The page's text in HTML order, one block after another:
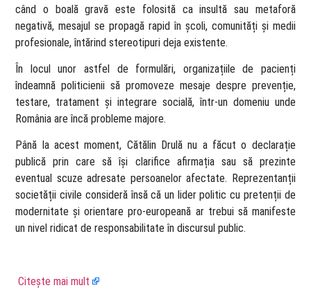
când o boală gravă este folosită ca insultă sau metaforă
negativă, mesajul se propagă rapid în școli, comunități și medii
profesionale, întărind stereotipuri deja existente.
În locul unor astfel de formulări, organizațiile de pacienți
îndeamnă politicienii să promoveze mesaje despre prevenție,
testare, tratament și integrare socială, într-un domeniu unde
România are încă probleme majore.
Până la acest moment, Cătălin Drulă nu a făcut o declarație
publică prin care să își clarifice afirmația sau să prezinte
eventual scuze adresate persoanelor afectate. Reprezentanții
societății civile consideră însă că un lider politic cu pretenții de
modernitate și orientare pro-europeană ar trebui să manifeste
un nivel ridicat de responsabilitate în discursul public.
Citește mai mult